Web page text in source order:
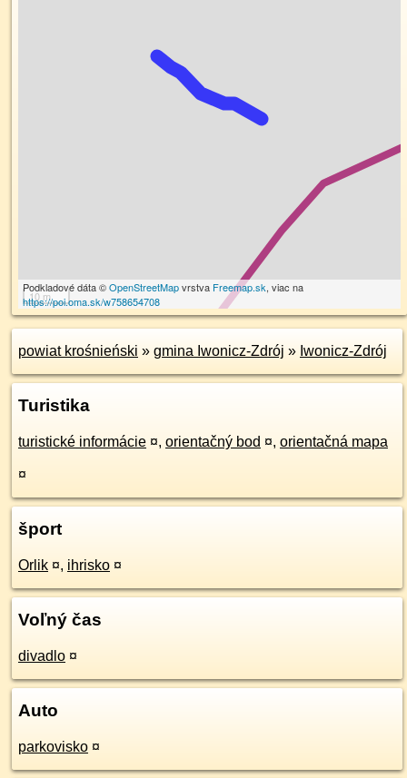
10 m
Podkladové dáta ©OpenStreetMapvrstva Freemap.sk, viac na
https://poi.oma.sk/w758654708
powiat krośnieński » gmina Iwonicz-Zdrój » Iwonicz-Zdrój
Turistika
turistické informácie ¤, orientačný bod ¤, orientačná mapa
¤
šport
Orlik ¤, ihrisko ¤
Voľný čas
divadlo ¤
Auto
parkovisko ¤